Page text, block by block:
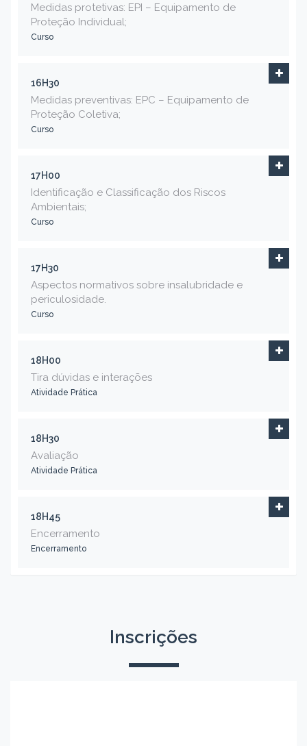
Medidas protetivas: EPI – Equipamento de
Proteção Individual;
Curso
16H30
Medidas preventivas: EPC – Equipamento de
Proteção Coletiva;
Curso
17H00
Identificação e Classificação dos Riscos
Ambientais;
Curso
17H30
Aspectos normativos sobre insalubridade e
periculosidade.
Curso
18H00
Tira dúvidas e interações
Atividade Prática
18H30
Avaliação
Atividade Prática
18H45
Encerramento
Encerramento
Inscrições